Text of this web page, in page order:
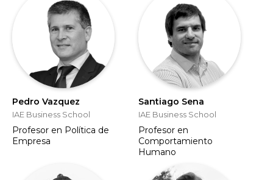
Pedro Vazquez
IAE Business School
Profesor en Política de
Empresa
Santiago Sena
IAE Business School
Profesor en
Comportamiento
Humano